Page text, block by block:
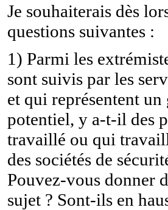
Je souhaiterais dès
questions suivantes :
1) Parmi les
sont suivis par les
et qui représentent
potentiel, y a-t-il des
travaillé ou qui
des sociétés de
Pouvez-vous donner
sujet ? Sont-ils en